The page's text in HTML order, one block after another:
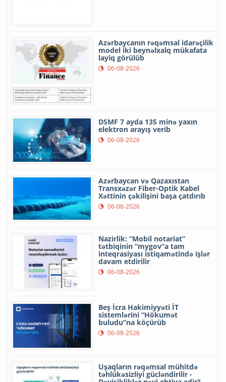
Azərbaycanın rəqəmsal idarəçilik
model iki beynəlxalq mükafata
layiq görülüb
06-08-2026
DSMF 7 ayda 135 minə yaxın
elektron arayış verib
06-08-2026
Azərbaycan və Qazaxıstan
Transxəzər Fiber-Optik Kabel
Xəttinin çəkilişini başa çatdırıb
06-08-2026
Nazirlik: “Mobil notariat”
tətbiqinin “mygov”a tam
inteqrasiyası istiqamətində işlər
davam etdirilir
06-08-2026
Beş İcra Hakimiyyəti İT
sistemlərini “Hökumət
buludu”na köçürüb
06-08-2026
Uşaqların rəqəmsal mühitdə
təhlükəsizliyi gücləndirilir -